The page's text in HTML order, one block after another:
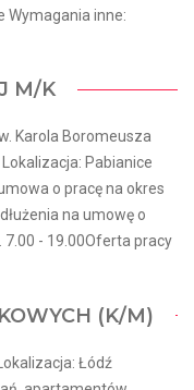
Wymagania inne:
M/K
Karola Boromeusza
Lokalizacja: Pabianice
o pracę na okres
na umowę o
7.00 - 19.00Oferta pracy
(K/M)
Łódź